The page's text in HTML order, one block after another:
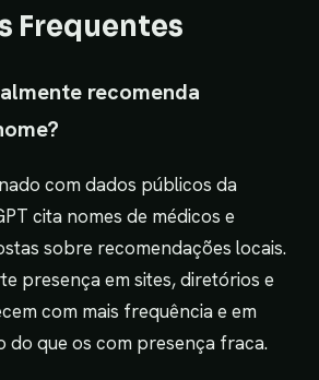
Frequentes
recomenda
com dados públicos da
cita nomes de médicos e
sobre recomendações locais.
presença em sites, diretórios e
com mais frequência e em
do que os com presença fraca.